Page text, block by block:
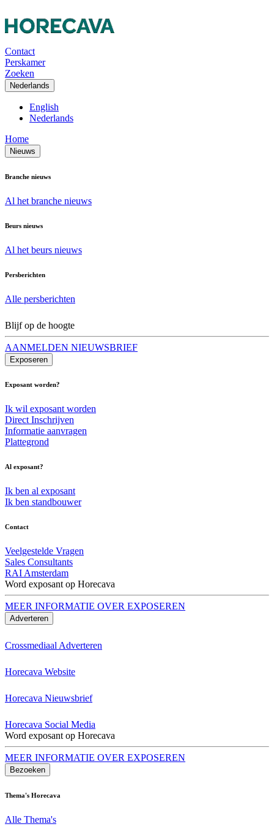
Contact
Perskamer
Zoeken
Nederlands
English
Nederlands
Home
Nieuws
Branche nieuws
Al het branche nieuws
Beurs nieuws
Al het beurs nieuws
Persberichten
Alle persberichten
Blijf op de hoogte
AANMELDEN NIEUWSBRIEF
Exposeren
Exposant worden?
Ik wil exposant worden
Direct Inschrijven
Informatie aanvragen
Plattegrond
Al exposant?
Ik ben al exposant
Ik ben standbouwer
Contact
Veelgestelde Vragen
Sales Consultants
RAI Amsterdam
Word exposant op Horecava
MEER INFORMATIE OVER EXPOSEREN
Adverteren
Crossmediaal Adverteren
Horecava Website
Horecava Nieuwsbrief
Horecava Social Media
Word exposant op Horecava
MEER INFORMATIE OVER EXPOSEREN
Bezoeken
Thema's Horecava
Alle Thema's